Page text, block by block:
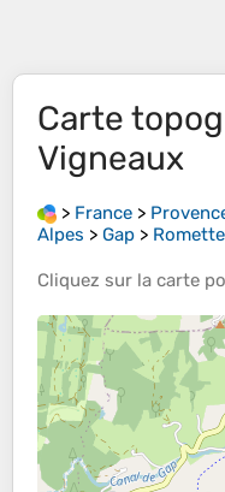
Carte
Vigneaux
> France >
Alpes > Gap > Romette
Cliquez sur la carte